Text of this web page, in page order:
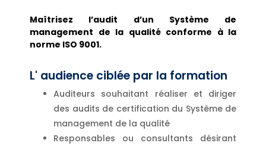
Maîtrisez l’audit d’un Système de
management de la qualité conforme à la
norme ISO 9001.
L' audience ciblée par la formation
Auditeurs souhaitant réaliser et diriger
des audits de certification du Système de
management de la qualité
Responsables ou consultants désirant